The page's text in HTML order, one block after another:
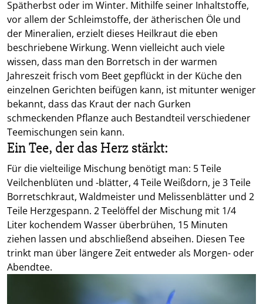
Spätherbst oder im Winter. Mithilfe seiner Inhaltstoffe,
vor allem der Schleimstoffe, der ätherischen Öle und
der Mineralien, erzielt dieses Heilkraut die eben
beschriebene Wirkung. Wenn vielleicht auch viele
wissen, dass man den Borretsch in der warmen
Jahreszeit frisch vom Beet gepflückt in der Küche den
einzelnen Gerichten beifügen kann, ist mitunter weniger
bekannt, dass das Kraut der nach Gurken
schmeckenden Pflanze auch Bestandteil verschiedener
Teemischungen sein kann.
Ein Tee, der das Herz stärkt:
Für die vielteilige Mischung benötigt man: 5 Teile
Veilchenblüten und -blätter, 4 Teile Weißdorn, je 3 Teile
Borretschkraut, Waldmeister und Melissenblätter und 2
Teile Herzgespann. 2 Teelöffel der Mischung mit 1/4
Liter kochendem Wasser überbrühen, 15 Minuten
ziehen lassen und abschließend abseihen. Diesen Tee
trinkt man über längere Zeit entweder als Morgen- oder
Abendtee.